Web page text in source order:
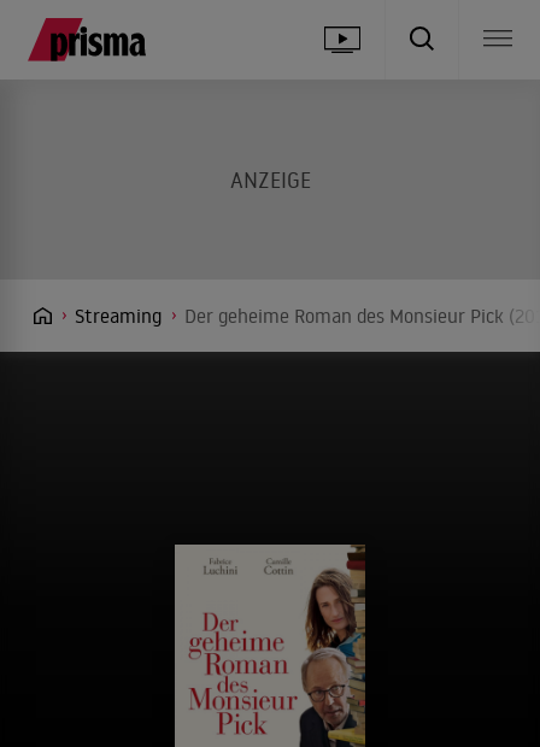
Streaming Der geheime Roman des Monsieur Pick